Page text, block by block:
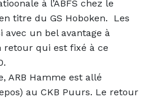
à l’ABFS chez le
titre du GS Hoboken. Les
un bel avantage à
qui est fixé à ce
ARB Hamme est allé
au CKB Puurs. Le retour